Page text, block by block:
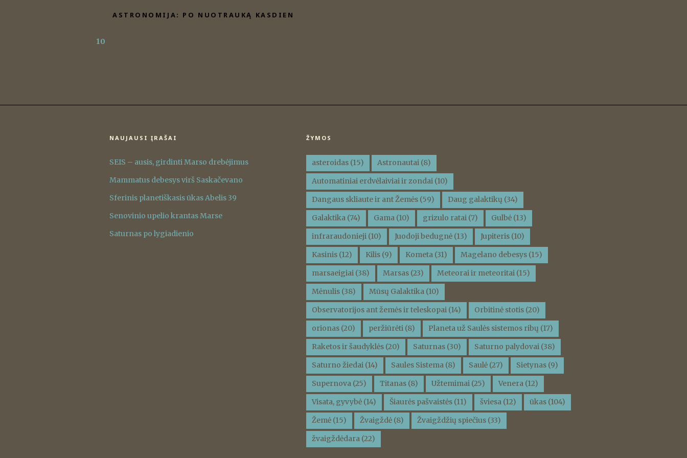
ASTRONOMIJA: PO NUOTRAUKĄ KASDIEN
10
NAUJAUSI ĮRAŠAI
SEIS – ausis, girdinti Marso drebėjimus
Mammatus debesys virš Saskačevano
Sferinis planetiškasis ūkas Abelis 39
Senovinio upelio krantas Marse
Saturnas po lygiadienio
ŽYMOS
asteroidas(15) Astronautai (8)
Automatiniai erdvėlaiviai ir zondai (10)
Dangaus skliaute ir ant Žemės(59) Daug galaktikų (34)
Galaktika (74) Gama (10) grizulo ratai (7) Gulbė(13)
infraraudonieji (10) Juodoji bedugnė(13) Jupiteris(10)
Kasinis(12) Kilis(9) Kometa (31) Magelano debesys(15)
marsaeigiai (38) Marsas(23) Meteorai ir meteoritai (15)
Mėnulis(38) Mūsų Galaktika (10)
Observatorijos ant žemės ir teleskopai (14) Orbitinė stotis(20)
orionas(20) peržiūrėti (8) Planeta už Saulės sistemos ribų (17)
Raketos ir šaudyklės(20) Saturnas(30) Saturno palydovai (38)
Saturno žiedai (14) Saules Sistema (8) Saulė(27) Sietynas(9)
Supernova (25) Titanas(8) Užtemimai (25) Venera (12)
Visata, gyvybė(14) Šiaurės pašvaistės(11) šviesa (12) ūkas(104)
Žemė(15) Žvaigždė(8) Žvaigždžių spiečius(33)
žvaigždėdara (22)